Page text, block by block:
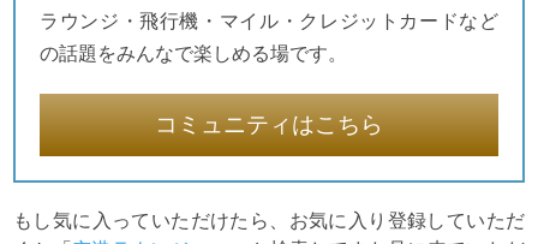
ラウンジ・飛行機・マイル・クレジットカードなど
の話題をみんなで楽しめる場です。
コミュニティはこちら
もし気に入っていただけたら、お気に入り登録していただ